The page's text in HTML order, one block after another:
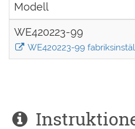
Modell
WE420223-99
WE420223-99